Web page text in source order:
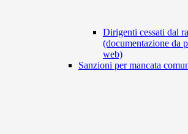
Dirigenti cessati dal
(documentazione da
web)
Sanzioni per mancata